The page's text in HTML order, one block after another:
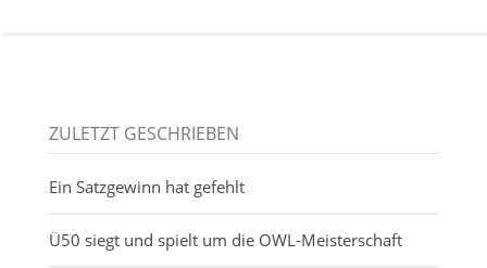
ZULETZT GESCHRIEBEN
Ein Satzgewinn hat gefehlt
Ü50 siegt und spielt um die OWL-Meisterschaft